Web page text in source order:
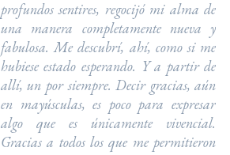
profundos sentires, regocijó mi alma de
una manera completamente nueva y
fabulosa. Me descubrí, ahí, como si me
hubiese estado esperando. Y a partir de
allí, un por siempre. Decir gracias, aún
en mayúsculas, es poco para expresar
algo que es únicamente vivencial.
Gracias a todos los que me permitieron